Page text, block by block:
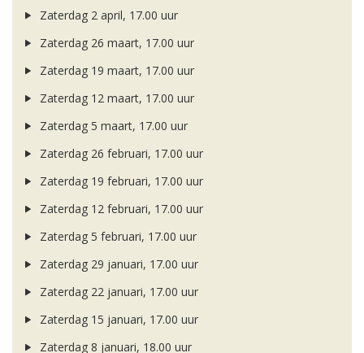
Zaterdag 2 april, 17.00 uur
Zaterdag 26 maart, 17.00 uur
Zaterdag 19 maart, 17.00 uur
Zaterdag 12 maart, 17.00 uur
Zaterdag 5 maart, 17.00 uur
Zaterdag 26 februari, 17.00 uur
Zaterdag 19 februari, 17.00 uur
Zaterdag 12 februari, 17.00 uur
Zaterdag 5 februari, 17.00 uur
Zaterdag 29 januari, 17.00 uur
Zaterdag 22 januari, 17.00 uur
Zaterdag 15 januari, 17.00 uur
Zaterdag 8 januari, 18.00 uur